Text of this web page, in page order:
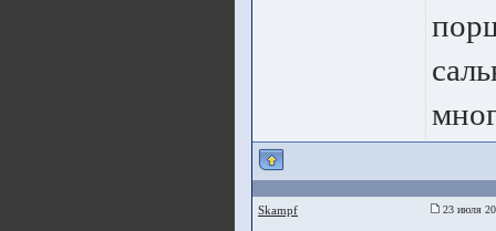
Skampf 23 июля